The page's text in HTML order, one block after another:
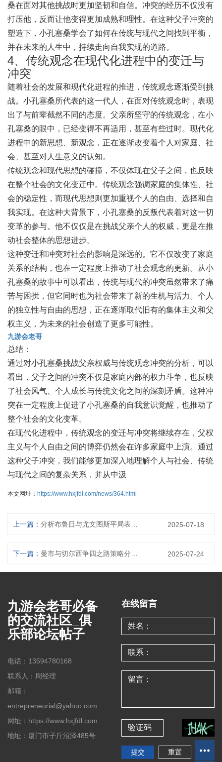
桑在面对其他挑战时更加坚韧和自信。冲突的经历不仅没有
打压他，反而让他变得更加成熟和理性。在这种父子冲突的
塑造下，小孔塞桑学会了如何在传统与现代之间找到平衡，
并在未来的人生中，持续走向自我实现的道路。
4、传统观念在现代化进程中的变迁与
冲突
随着社会的发展和现代化进程的推进，传统观念逐渐受到挑
战。小孔塞桑所代表的这一代人，在面对传统观念时，表现
出了与前辈截然不同的态度。父亲所坚守的传统观念，在小
孔塞桑的眼中，已经变得不再适用，甚至有些过时。现代化
进程中的新思想、新观念，正在逐渐改变着个人对家庭、社
会、甚至对人生意义的认知。
传统观念和现代思想的碰撞，不仅体现在父子之间，也反映
在整个社会的文化变迁中。传统观念强调家庭的集体性、社
会的稳定性，而现代思想则更加重视个人的自由、选择和自
我实现。在这种大背景下，小孔塞桑的反叛代表着对这一切
变革的参与。他不仅仅是在挑战父亲个人的权威，更是在推
动社会整体的思想进步。
这种变迁和冲突对社会的影响是深远的。它不仅改变了家庭
关系的结构，也在一定程度上推动了社会观念的更新。从小
孔塞桑的故事中可以看出，传统与现代的冲突虽然带来了痛
苦与困扰，但它同时也为社会带来了新的生机与活力。个人
的独立性与自由的思想，正在逐渐取代旧有的集体主义和父
权主义，为未来的社会创造了更多可能性。
九游会老哥
总结：
通过对小孔塞桑挑战父亲权威与传统观念冲突的分析，可以
看出，父子之间的冲突不仅是家庭内部的权力斗争，也反映
了社会风气、个人成长与传统文化之间的深刻矛盾。这种冲
突在一定程度上促进了小孔塞桑的自我意识觉醒，也推动了
整个社会的文化变革。
在现代化进程中，传统观念的变迁与冲突将继续存在，父权
主义与个人自由之间的博弈仍然会在许多家庭中上演。通过
这种父子冲突，我们能够更加深入地理解个人与社会、传统
与现代之间的复杂关系，并从中汲
本文网址： https://www.hxjfdl.com/news/364.html
上一篇： 2025-07-18
下一篇： 2025-07-24
九游会老哥必备
的交流社区_俱
乐部论坛帖子
电话：13594780168
联系人：周经理
邮箱：
entrepreneurial@yahoo.com
网址：https://www.hxjfdl.com
地址：厦门市子斤沼泽485号
在线留言